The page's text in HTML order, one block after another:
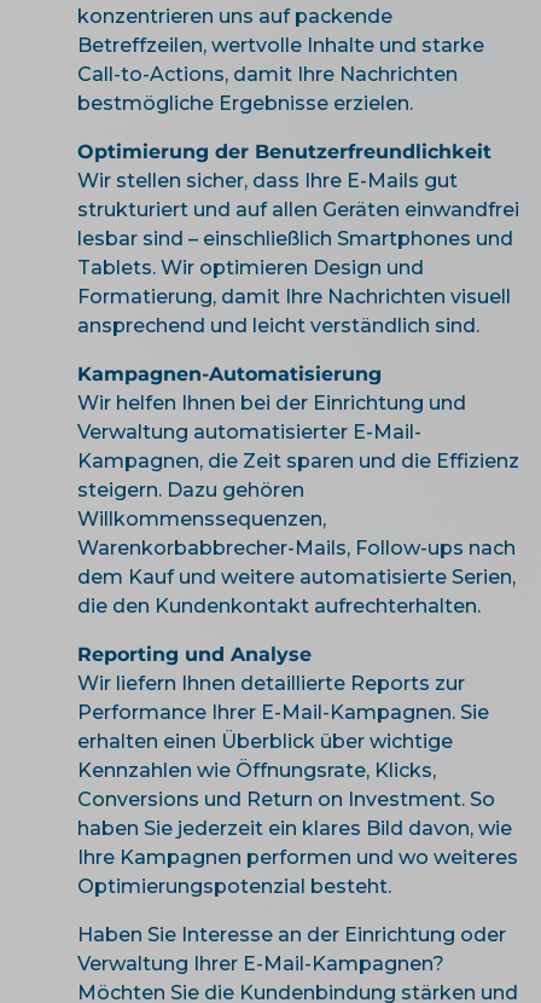
konzentrieren uns auf packende
Betreffzeilen, wertvolle Inhalte und starke
Call-to-Actions, damit Ihre Nachrichten
bestmögliche Ergebnisse erzielen.
Optimierung der Benutzerfreundlichkeit
Wir stellen sicher, dass Ihre E-Mails gut
strukturiert und auf allen Geräten einwandfrei
lesbar sind – einschließlich Smartphones und
Tablets. Wir optimieren Design und
Formatierung, damit Ihre Nachrichten visuell
ansprechend und leicht verständlich sind.
Kampagnen-Automatisierung
Wir helfen Ihnen bei der Einrichtung und
Verwaltung automatisierter E-Mail-
Kampagnen, die Zeit sparen und die Effizienz
steigern. Dazu gehören
Willkommenssequenzen,
Warenkorbabbrecher-Mails, Follow-ups nach
dem Kauf und weitere automatisierte Serien,
die den Kundenkontakt aufrechterhalten.
Reporting und Analyse
Wir liefern Ihnen detaillierte Reports zur
Performance Ihrer E-Mail-Kampagnen. Sie
erhalten einen Überblick über wichtige
Kennzahlen wie Öffnungsrate, Klicks,
Conversions und Return on Investment. So
haben Sie jederzeit ein klares Bild davon, wie
Ihre Kampagnen performen und wo weiteres
Optimierungspotenzial besteht.
Haben Sie Interesse an der Einrichtung oder
Verwaltung Ihrer E-Mail-Kampagnen?
Möchten Sie die Kundenbindung stärken und